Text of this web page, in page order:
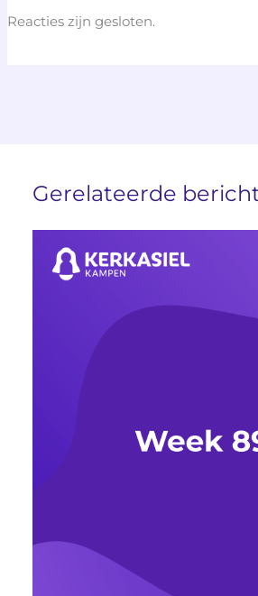
Reacties zijn gesloten.
Gerelateerde